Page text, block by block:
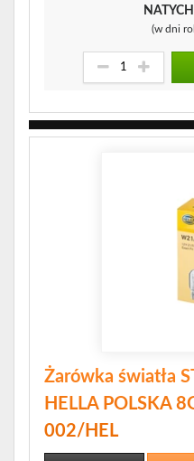
(w dni
Żarówka światła
HELLA POLSKA
002/HEL